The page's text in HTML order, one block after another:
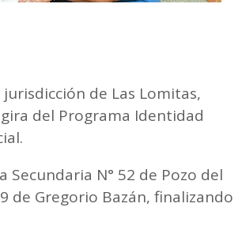
de Las Lomitas,
del Programa Identidad
Secundaria N° 52 de Pozo del
de Gregorio Bazán, finalizando